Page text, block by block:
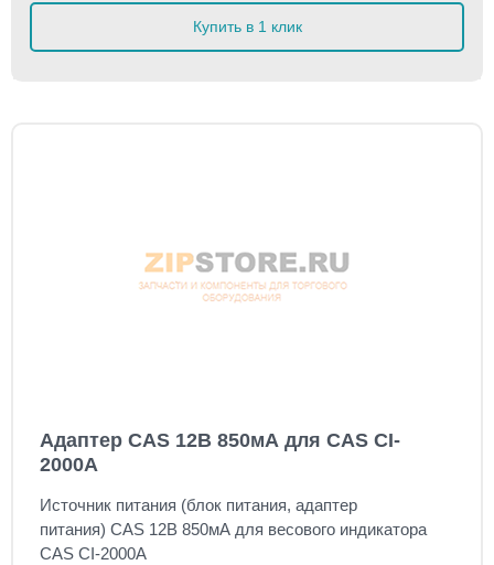
Купить в 1 клик
Адаптер CAS 12В 850мА для CAS CI-
2000A
Источник питания (блок питания, адаптер
питания) CAS 12В 850мА для весового индикатора
CAS CI-2000A